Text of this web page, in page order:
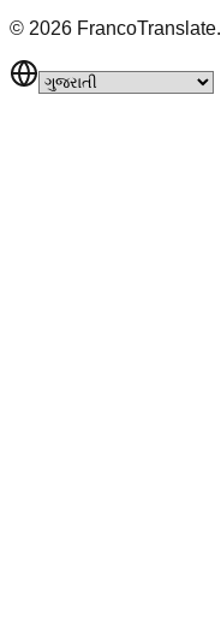
© 2026 FrancoTranslate.